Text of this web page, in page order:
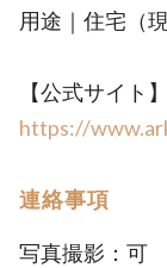
用途｜住宅（
【公式サイト】
https://
連絡事項
写真撮影：可